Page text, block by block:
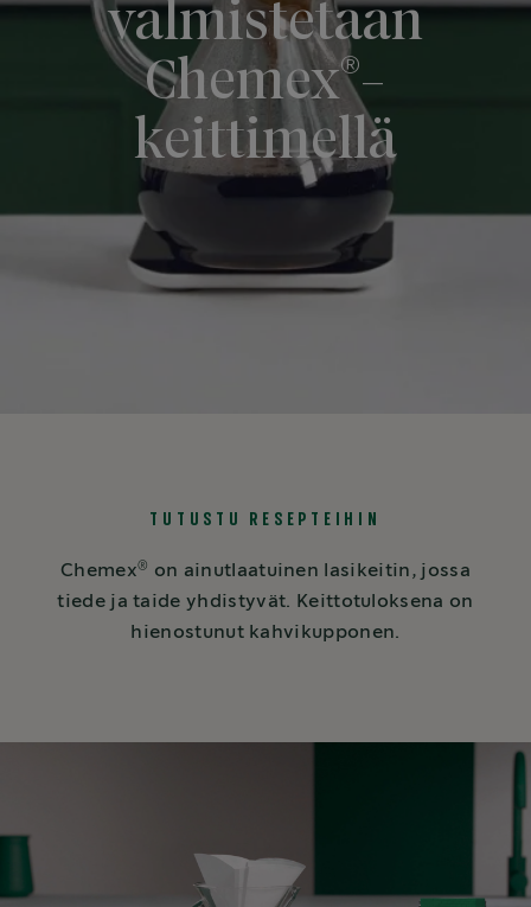
valmistetaan
Chemex®-
keittimellä
TUTUSTU RESEPTEIHIN
Chemex®
on ainutlaatuinen lasikeitin, jossa
tiede ja taide yhdistyvät. Keittotuloksena on
hienostunut kahvikupponen.